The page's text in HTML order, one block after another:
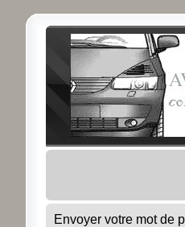
Envoyer votre mot de